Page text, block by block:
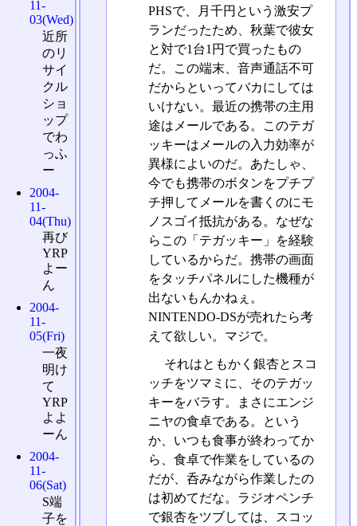
PHSで、月千円という激安プ
ランだったため、秋葉で彼女
と対で1台1円で買ったもの
だ。この端末、音声通話不可
だからといってバカにしては
いけない。最近の携帯の主用
途はメールである。このテガ
ッキーはメールの入力効率が
異様によいのだ。あたしゃ、
今でも携帯のボタンをプチプ
チ押してメールを書くのにモ
ノスゴイ抵抗がある。なぜな
らこの「テガッキー」を経験
しているからだ。携帯の画面
をタッチパネルにした機種が
出ないもんかねぇ。
NINTENDO-DSが売れたら考
えて欲しい。マジで。
それはともかく銀杏とスコ
ッチをツマミに、そのテガッ
キーをバラす。まさにエンジ
ニヤの食卓である。という
か、いつも食事が終わってか
ら、食卓で作業をしているの
だが、呑みながら作業したの
は初めてだな。ラジオペンチ
で銀杏をツブしては、スコッ
11-
03(Wed)
近所
のリ
サイ
クル
ショ
ップ
でわ
っふ
ー
2004-
11-
04(Thu)
再び
YRP
よー
ん
2004-
11-
05(Fri)
一夜
明け
て
YRP
よよ
ーん
2004-
11-
06(Sat)
S端
子を